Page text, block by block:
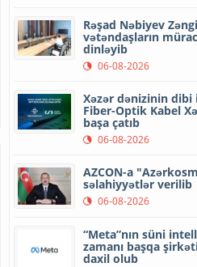
Rəşad Nəbiyev
vətəndaşların
dinləyib
06-08-2026
Xəzər dənizinin dibi
Fiber-Optik Kabel
başa çatıb
06-08-2026
AZCON-a
səlahiyyətlər verilib
06-08-2026
“Meta”nın süni
zamanı başqa
daxil olub